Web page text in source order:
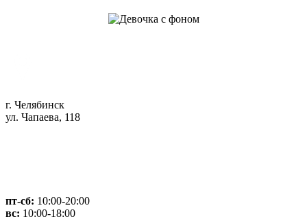
г. Челябинск
ул. Чапаева, 118
пт-сб: 10:00-20:00
вс: 10:00-18:00